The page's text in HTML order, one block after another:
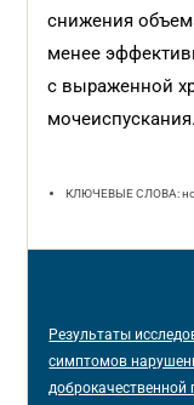
снижения
менее
с выраженной
мочеиспускания.
КЛЮЧЕВЫЕ СЛОВА:
Результаты
симптомов
доброкачественной